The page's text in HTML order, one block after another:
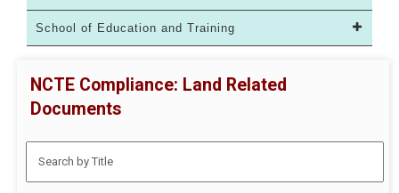
School of Education and Training
NCTE Compliance: Land Related
Documents